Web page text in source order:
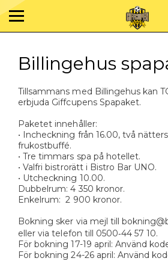
Billingehus
Tillsammans med Billingehus kan
erbjuda Giffcupens Spapaket.
Paketet innehåller:
• Incheckning från 16.00, två
frukostbuffé.
• Tre timmars spa på hotellet.
• Valfri bistrorätt i Bistro Bar UNO.
• Utcheckning 10.00.
Dubbelrum: 4 350 kronor.
Enkelrum: 2 900 kronor.
Bokning sker via mejl till
eller via telefon till 0500‑44 57 10.
För bokning 17-19 april: Använd
För bokning 24-26 april: Använd